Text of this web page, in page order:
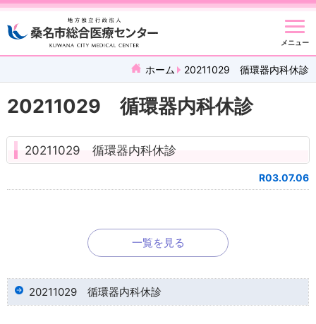
メニュー
ホーム 20211029 循環器内科休診
20211029 循環器内科休診
20211029 循環器内科休診
R03.07.06
一覧を見る
20211029 循環器内科休診